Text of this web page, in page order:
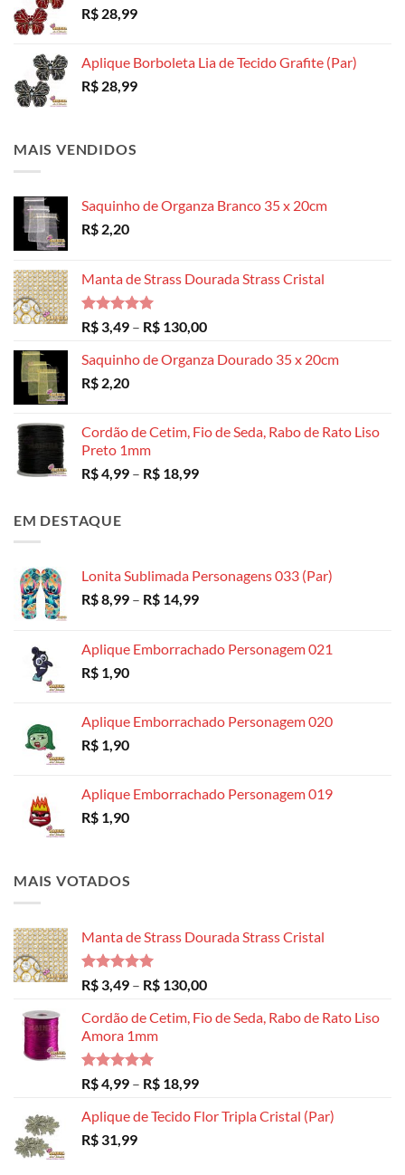
R$ 28,99
Aplique Borboleta Lia de Tecido Grafite (Par)
R$ 28,99
MAIS VENDIDOS
Saquinho de Organza Branco 35 x 20cm
R$ 2,20
Manta de Strass Dourada Strass Cristal
Avaliação
5.00
de 5
R$ 3,49 – R$ 130,00Faixa
preço:
Saquinho de Organza Dourado 35 x 20cm
R$ 2,20
Cordão de Cetim, Fio de Seda, Rabo de Rato Liso
Preto 1mm
R$4,99 – R$ 18,99Faixa
EM DESTAQUE
Lonita Sublimada Personagens 033 (Par)
R$8,99 – R$ 14,99Faixa
R$ 8,99
Aplique Emborrachado Personagem 021
R$ 1,90
Aplique Emborrachado Personagem 020
R$ 1,90
Aplique Emborrachado Personagem 019
R$ 1,90
MAIS VOTADOS
Manta de Strass Dourada Strass Cristal
Avaliação
5.00
de 5
R$ 3,49 – R$ 130,00Faixa
preço:
Cordão de Cetim, Fio de Seda, Rabo de Rato Liso
Amora 1mm
Avaliação
5.00
de 5
R$4,99 – R$ 18,99Faixa
preço:
Aplique de Tecido Flor Tripla Cristal (Par)
R$ 31,99